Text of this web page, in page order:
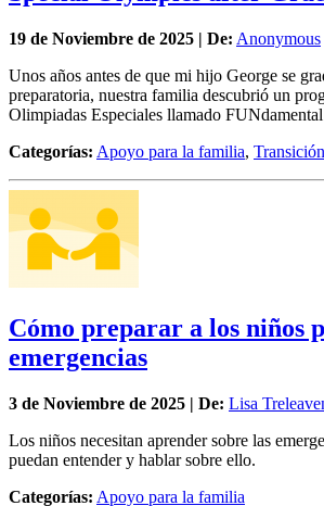
19 de Noviembre de 2025 | De: Anonymous
Unos años antes de que mi hijo George se
preparatoria, nuestra familia descubrió un
Olimpiadas Especiales llamado
Categorías: Apoyo para la familia,
Cómo preparar a los niños
emergencias
3 de Noviembre de 2025 | De: Lisa
Los niños necesitan aprender sobre las
puedan entender y hablar sobre ello.
Categorías: Apoyo para la familia